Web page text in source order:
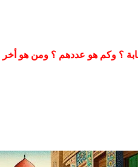
؟ وكم هو عددهم ؟ ومن هو